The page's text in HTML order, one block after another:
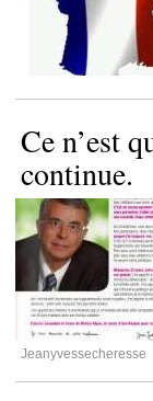
Ce n’est
continue.
Jeanyvessecheresse